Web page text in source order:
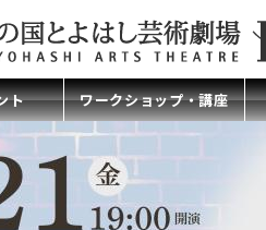
ト ワークショップ・講座